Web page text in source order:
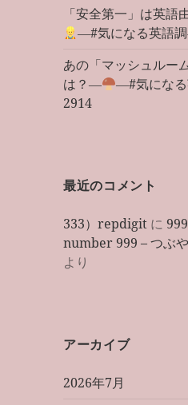
「安全第一」は英
―#気になる英語
あの「マッシュルー
は？―
―#気にな
2914
最近のコメント
333）repdigit に
number 999 – つぶ
より
アーカイブ
2026年7月